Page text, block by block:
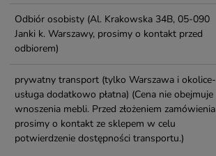
Odbiór osobisty (Al. Krakowska 34B, 05-090
Janki k. Warszawy, prosimy o kontakt przed
odbiorem)
prywatny transport (tylko Warszawa i okolice-
usługa dodatkowo płatna) (Cena nie obejmuje
wnoszenia mebli. Przed złożeniem zamówienia
prosimy o kontakt ze sklepem w celu
potwierdzenie dostępności transportu.)